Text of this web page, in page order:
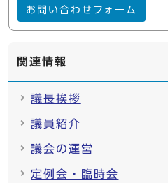
お問い合わせフォーム
関連情報
議長挨拶
議員紹介
議会の運営
定例会・臨時会